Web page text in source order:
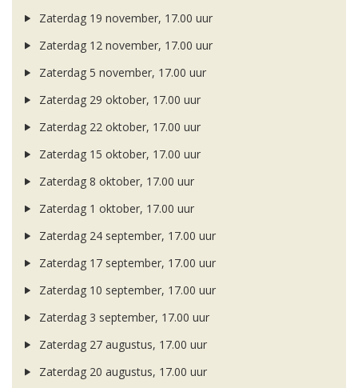
Zaterdag 19 november, 17.00 uur
Zaterdag 12 november, 17.00 uur
Zaterdag 5 november, 17.00 uur
Zaterdag 29 oktober, 17.00 uur
Zaterdag 22 oktober, 17.00 uur
Zaterdag 15 oktober, 17.00 uur
Zaterdag 8 oktober, 17.00 uur
Zaterdag 1 oktober, 17.00 uur
Zaterdag 24 september, 17.00 uur
Zaterdag 17 september, 17.00 uur
Zaterdag 10 september, 17.00 uur
Zaterdag 3 september, 17.00 uur
Zaterdag 27 augustus, 17.00 uur
Zaterdag 20 augustus, 17.00 uur